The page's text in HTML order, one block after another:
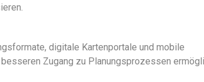
digitale Kartenportale und mobile
Zugang zu Planungsprozessen